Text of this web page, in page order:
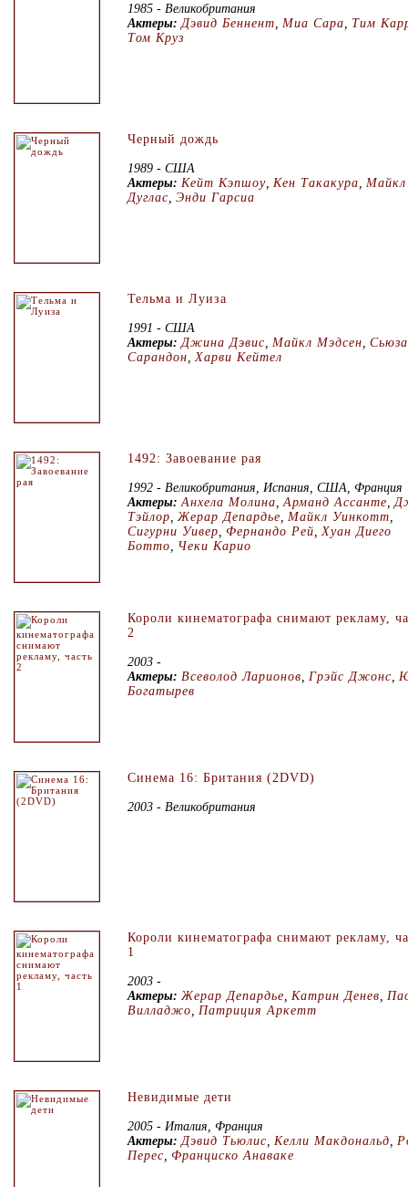
1985 - Великобритания
Актеры: Дэвид Беннент Миа Сара
Тим
Том Круз
Черный дождь
1989 - США
Актеры: Кейт Кэпшоу Кен Такакура
Майкл
Дуглас Энди Гарсиа
Тельма и Луиза
1991 - США
Актеры: Джина Дэвис Майкл Мэдсен
Сарандон
Харви Кейтел
1492: Завоевание рая
1992 - Великобритания, Испания, США, Франция
Актеры: Анхела Молина Арманд Ассанте
Тэйлор
Жерар Депардье Майкл Уинкотт
Сигурни Уивер Фернандо Рей
Хуан Диего
Ботто
Чеки Карио
Короли кинематографа снимают рекламу,
2
2003 -
Актеры: Всеволод Ларионов Грэйс Джонс
Богатырев
Синема 16: Британия (2DVD)
2003 - Великобритания
Короли кинематографа снимают рекламу,
1
2003 -
Актеры: Жерар Депардье Катрин Денев
Вилладжо
Патриция Аркетт
Невидимые дети
2005 - Италия, Франция
Актеры: Дэвид Тьюлис Келли Макдональд
Перес Франциско Анаваке